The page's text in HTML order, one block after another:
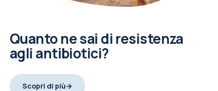
Quanto ne sai di resistenza
agli antibiotici?
Scopri di più